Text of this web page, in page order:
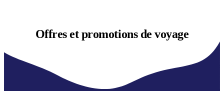
Offres etpromotions de voyage